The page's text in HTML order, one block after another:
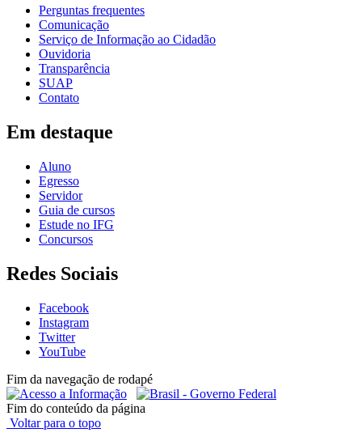
Perguntas frequentes
Comunicação
Serviço de Informação ao Cidadão
Ouvidoria
Transparência
SUAP
Contato
Em destaque
Aluno
Egresso
Servidor
Guia de cursos
Estude no IFG
Concursos
Redes Sociais
Facebook
Instagram
Twitter
YouTube
Fim da navegação de rodapé
Fim do conteúdo da página
Voltar para o topo